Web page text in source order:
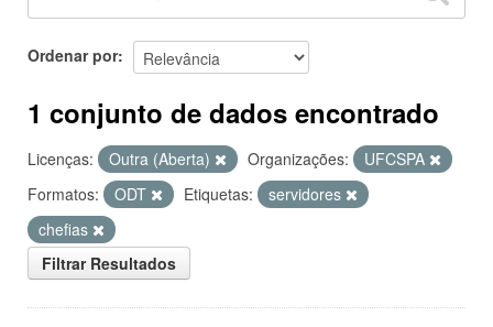
Sobre
Ordenar por
1 conjunto de dados encontrado
Licenças: Outra (Aberta) Organizações:
UFCSPA
Formatos:
ODT Etiquetas:
servidores
chefias
Filtrar Resultados